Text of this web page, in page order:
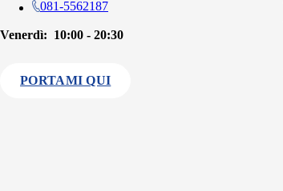
081-5562187
Venerdì: 10:00 - 20:30
PORTAMI QUI